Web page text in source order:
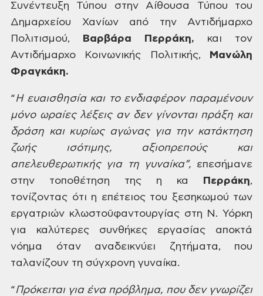
Συνέντευξη Τύπου στην Αίθουσα Τύπου του
Δημαρχείου Χανίων από την Αντιδήμαρχο
Πολιτισμού,
Βαρβάρα Περράκη, και τον
Αντιδήμαρχο Κοινωνικής Πολιτικής,
Μανώλη
Φραγκάκη.
“Ηευαισθησία και το ενδιαφέρον παραμένουν
μόνο ωραίες λέξεις αν δεν γίνονται πράξη και
δράση και κυρίως αγώνας για τηνκατάκτηση
ζωής ισότιμης, αξιοπρεπούςκαι
απελευθερωτικής για τη γυναίκα”, επεσήμανε
στην τοποθέτηση της η κα
Περράκη,
τονίζοντας ότι η επέτειος του ξεσηκωμού των
εργατριών κλωστοϋφαντουργίας στη Ν. Υόρκη
για καλύτερες συνθήκες εργασίας αποκτά
νόημα όταν αναδεικνύει ζητήματα, που
ταλανίζουν τη σύγχρονη γυναίκα.
“Πρόκειταιγια ένα πρόβλημα, που δεν γνωρίζει